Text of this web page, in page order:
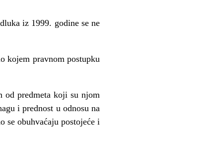
iz 1999. godine se ne
kojem pravnom postupku
od predmeta koji su njom
i prednost u odnosu na
se obuhvaćaju postojeće i